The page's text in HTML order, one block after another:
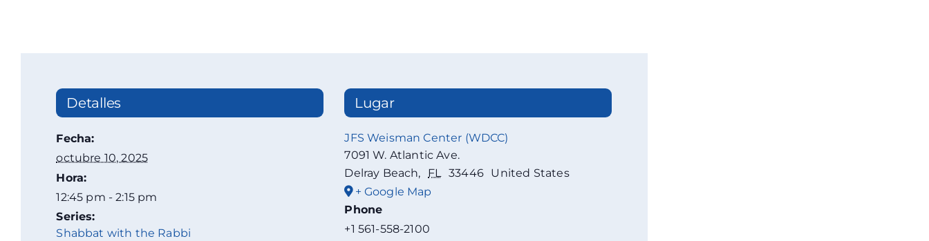
Detalles
Fecha:
octubre 10, 2025
Hora:
12:45 pm - 2:15 pm
Series:
Shabbat with the Rabbi
Lugar
JFS Weisman Center (WDCC)
7091 W. Atlantic Ave.
Delray Beach, FL 33446 United States
+ Google Map
Phone
+1 561-558-2100